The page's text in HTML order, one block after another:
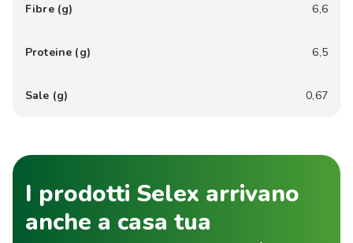
Fibre (g) 6,6
Proteine (g) 6,5
Sale (g) 0,67
I prodotti Selex arrivano
anche a casa tua